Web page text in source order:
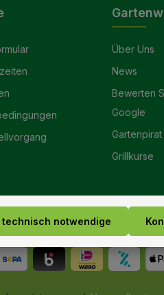
Über Uns
News
Bewerten
Google
Gartenpirat
Grillkurse
technisch notwendige